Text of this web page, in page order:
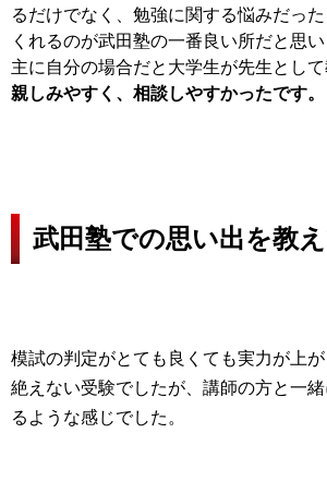
るだけでなく、勉強に関する悩みだっ
くれるのが武田塾の一番良い所だと思い
主に自分の場合だと大学生が先生とし
親しみやすく、相談しやすかったです。
武田塾での思い出を教
模試の判定がとても良くても実力が上
絶えない受験でしたが、講師の方と一
るような感じでした。